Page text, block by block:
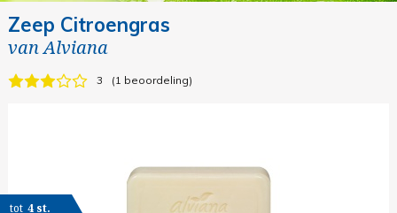
Zeep Citroengras
vanAlviana
3 1 beoordeling
tot 4 st.